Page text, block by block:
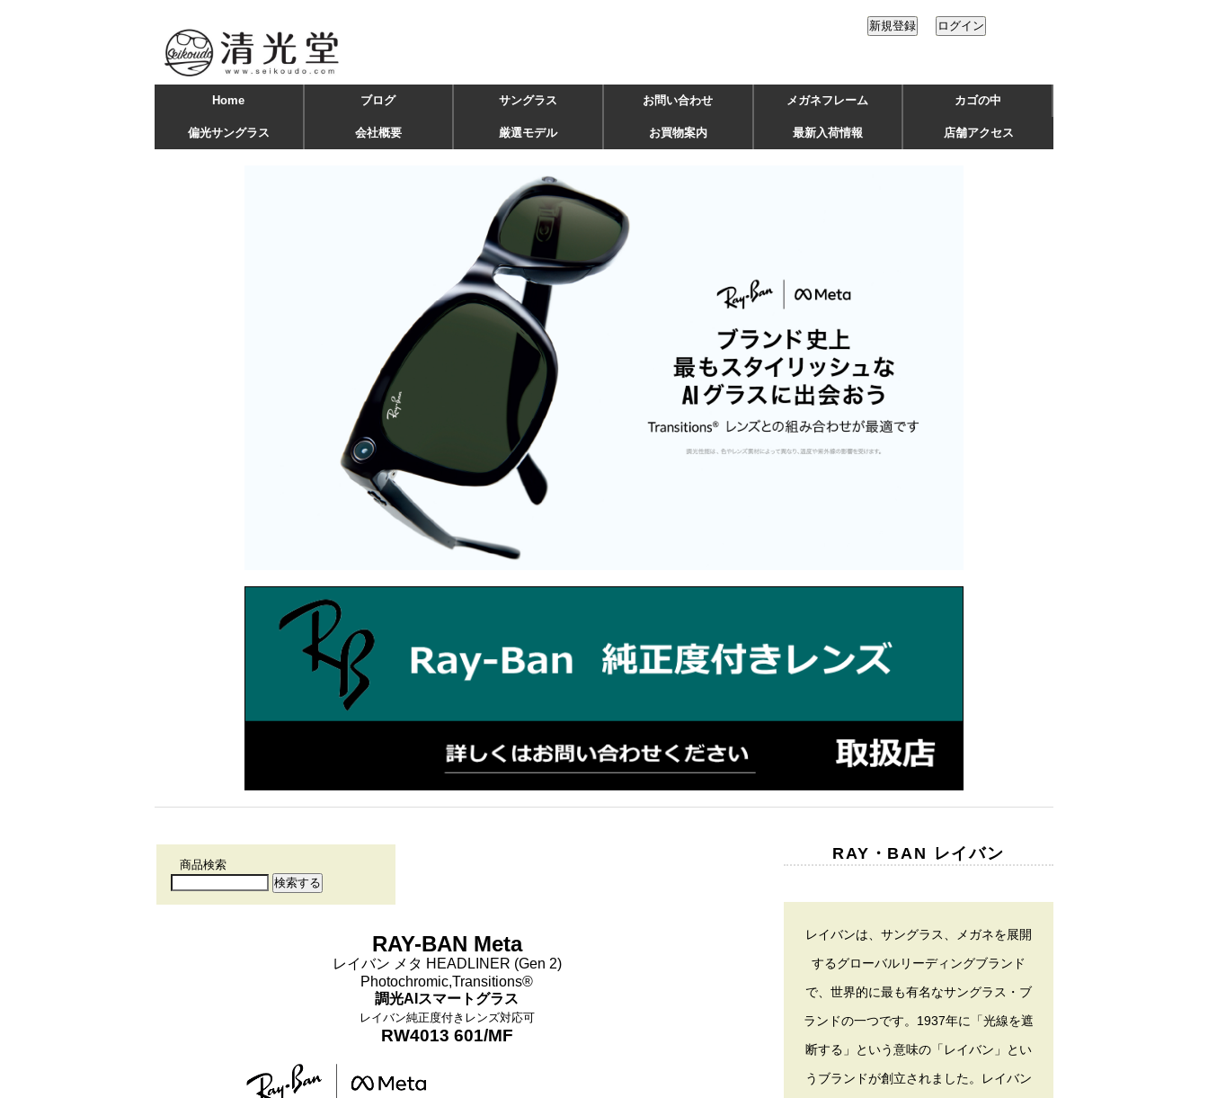
Home ブログ サングラス お問い合わせ メガネフレーム カゴの中
偏光サングラス 会社概要 厳選モデル お買物案内 最新入荷情報 店舗アクセス
商品検索
RAY-BAN Meta
レイバン メタ HEADLINER (Gen 2)
Photochromic,Transitions®
調光AIスマートグラス
レイバン純正度付きレンズ対応可
RW4013 601/MF
RAY・BAN レイバン
レイバンは、サングラス、メガネを展開
するグローバルリーディングブランド
で、世界的に最も有名なサングラス・ブ
ランドの一つです。1937年に「光線を遮
断する」という意味の「レイバン」とい
うブランドが創立されました。レイバン